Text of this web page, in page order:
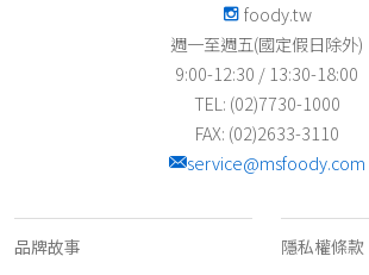
foody.tw
週一至週五(國定假日除外)
9:00-12:30 / 13:30-18:00
TEL: (02)7730-1000
FAX: (02)2633-3110
service@msfoody.com
品牌故事 隱私權條款